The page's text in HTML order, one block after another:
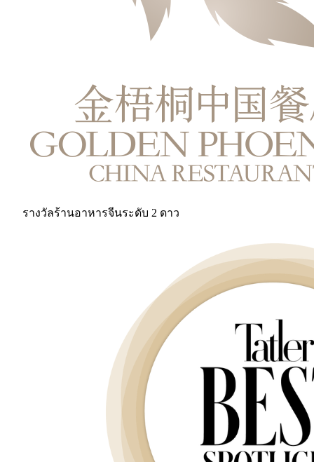
รางวัลร้านอาหารจีนระดับ 2 ดาว